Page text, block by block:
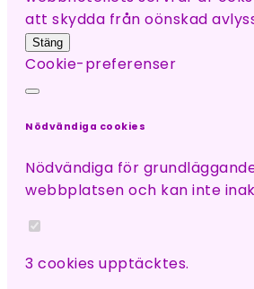
att skydda från oönskad
Stäng
Cookie-preferenser
Nödvändiga cookies
Nödvändiga för
webbplatsen och kan inte
3 cookies upptäcktes.